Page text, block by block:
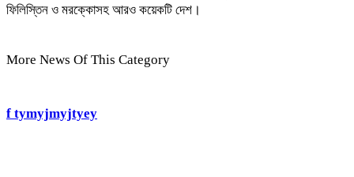
ফিলিস্তিন ও মরক্কোসহ আরও কয়েকটি দেশ।
More News Of This Category
f tymyjmyjtyey